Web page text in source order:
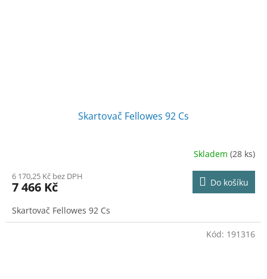
Skartovač Fellowes 92 Cs
Skladem (28 ks)
6 170,25 Kč bez DPH
7 466 Kč Do košíku
Skartovač Fellowes 92 Cs
Kód: 191316